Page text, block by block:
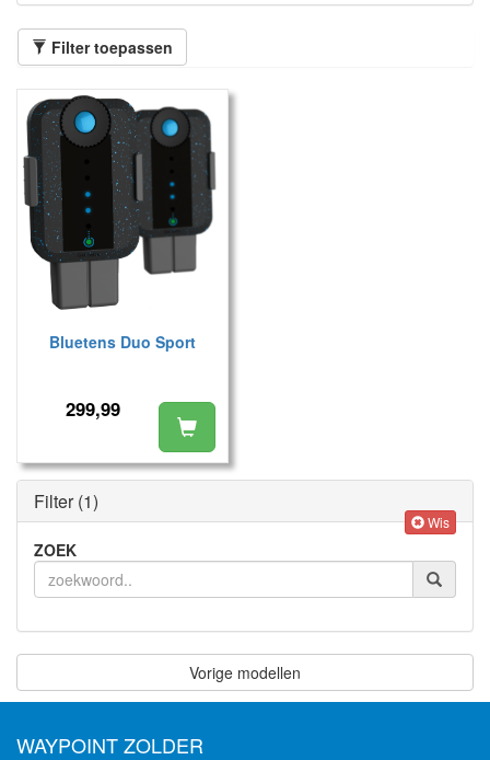
Filter toepassen
Bluetens Duo Sport
299,99
Filter(1)
Wis
ZOEK
Vorige modellen
WAYPOINT ZOLDER